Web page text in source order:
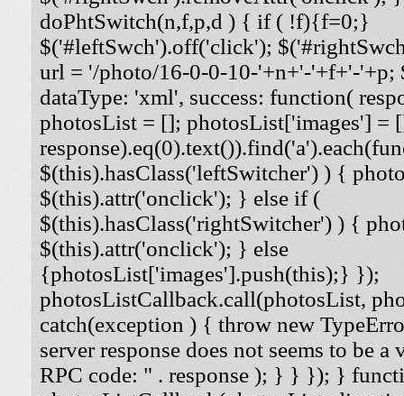
doPhtSwitch(n,f,p,d ) { if ( !f){f=0;}
$('#leftSwch').off('click');
url = '/photo/16-0-0-10-'+n+'-'+f+'-'+p;
dataType: 'xml', success: function(
photosList = []; photosList['images'] =
$(this).hasClass('leftSwitcher') ) {
$(this).attr('onclick'); } else if (
$(this).hasClass('rightSwitcher') ) {
$(this).attr('onclick'); } else
{photosList['images'].push(this);} });
photosListCallback.call(photosList,
catch(exception ) { throw new
server response does not seems to be
RPC code: " . response ); } } }); }